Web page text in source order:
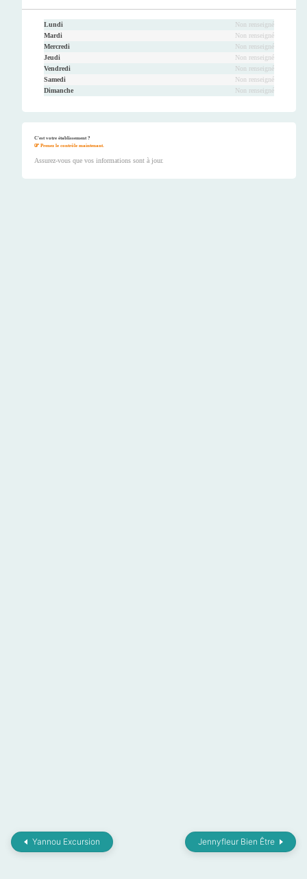
Lundi
Non renseigné
Mardi
Non renseigné
Mercredi
Non renseigné
Jeudi
Non renseigné
Vendredi
Non renseigné
Samedi
Non renseigné
Dimanche
Non renseigné
C'est votre établissement ?
Prenez le contrôle maintenant.
Assurez-vous que vos informations sont à jour.
Yannou Excursion Jennyfleur Bien Être